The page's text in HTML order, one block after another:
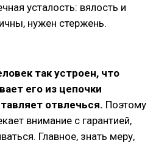
усталость: вялость и
нужен стержень.
так устроен, что
его из цепочки
отвлечься. Поэтому
внимание с гарантией,
Главное, знать меру,